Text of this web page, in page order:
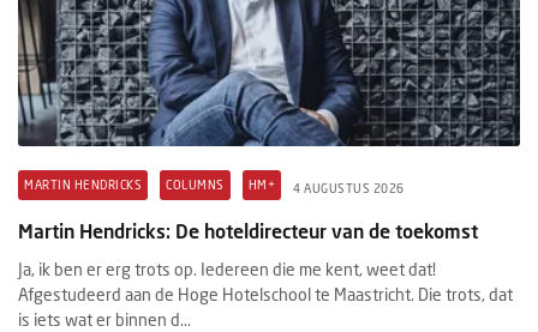
MARTIN HENDRICKS COLUMNS HM+ 4 AUGUSTUS 2026
Martin Hendricks: De hoteldirecteur van de toekomst
Ja, ik ben er erg trots op. Iedereen die me kent, weet dat!
Afgestudeerd aan de Hoge Hotelschool te Maastricht. Die trots, dat
is iets wat er binnen d...